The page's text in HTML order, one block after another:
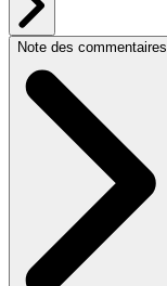
Note des commentaires